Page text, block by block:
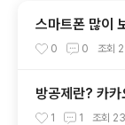
스마트폰 많이
0 0 조회
방공제란? 카
1 1 조회 23